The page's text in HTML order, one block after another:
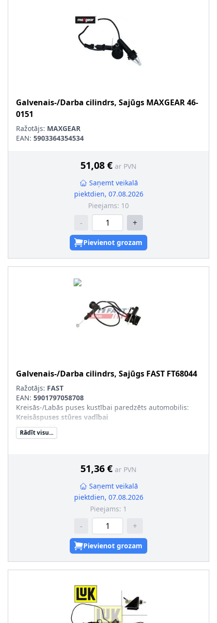
Galvenais-/Darba cilindrs, Sajūgs MAXGEAR46-
0151
Ražotājs: MAXGEAR
EAN: 5903364354534
51,08 € ar PVN
Saņemt veikalā
piektdien, 07.08.2026
Pieejams: 10
- +
Pievienot grozam
Galvenais-/Darba cilindrs, Sajūgs FAST FT68044
Ražotājs: FAST
EAN: 5901797058708
Kreisās-/Labās puses kustībai paredzēts automobilis:
Kreisāspuses stūres vadībai
Masa [g]:804
Rādīt visu...
51,36 € ar PVN
Saņemt veikalā
piektdien, 07.08.2026
Pieejams: 1
- +
Pievienot grozam